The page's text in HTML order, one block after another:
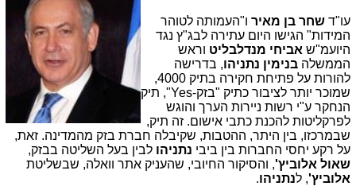
עו"ד שחר בן מאיר ו"העמותה לטוהר
המידות" הגישו היום עתירה לבג"ץ נגד
היועמ"ש אביחי מנדלבליט וראש
הממשלה בנימין נתניהו, בדרישה
להורות על פתיחת חקירה בתיק 4000,
שמוכר יותר לציבור כתיק "בזק-Yes", תיק
הנחקר ע"י רשות ניירות הערך והוגש
לפרקליטות להכנת כתבי אישום. זה תיק,
שבמרכזו, בין היתר, ההטבות, שקיבלה חברת בזק מהמדינה. זאת,
על רקע יחסי החברות בין ביבי נתניהו לבין בעל השליטה בבזק,
שאול אלוביץ', והסיקור החיובי, שהעניק אתר וואלה, שבשליטת
אלוביץ', לנתניהו.